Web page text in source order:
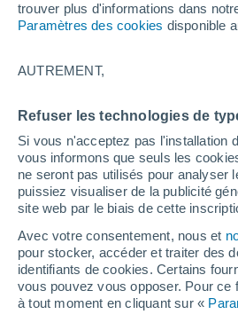
trouver plus d'informations dans
Paramètres des cookies disponible
AUTREMENT,
Refuser les technologies de
Si vous n'acceptez pas l'installation
vous informons que seuls les
ne seront pas utilisés pour analyser
puissiez visualiser de la publicité
site web par le biais de cette
Avec votre consentement, nous et
pour stocker, accéder et traiter des
identifiants de cookies. Certains
vous pouvez vous opposer. Pour
à tout moment en cliquant sur «